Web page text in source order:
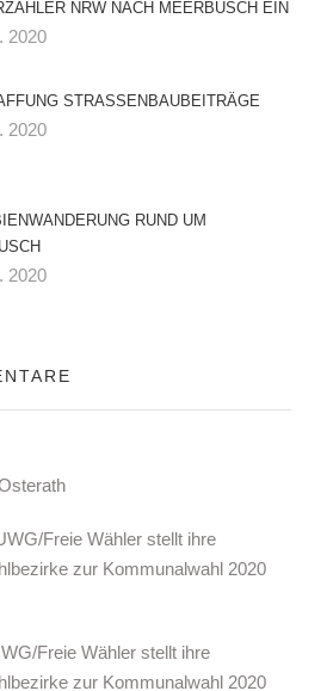
NRW NACH MEERBUSCH EIN
2020
STRASSENBAUBEITRÄGE
2020
RUND UM
2020
Freie Wähler stellt ihre
zur Kommunalwahl 2020
Freie Wähler stellt ihre
zur Kommunalwahl 2020